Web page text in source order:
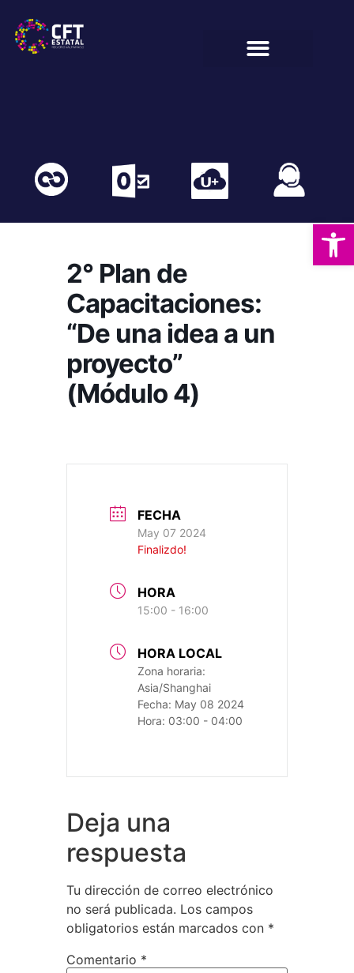
Abrir
2° Plan de
Capacitaciones:
“De una idea a un
proyecto”
(Módulo 4)
FECHA
May 07 2024
Finalizdo!
HORA
15:00 - 16:00
HORA LOCAL
Zona horaria:
Asia/Shanghai
Fecha: May 08 2024
Hora: 03:00 - 04:00
Deja una
respuesta
Tu dirección de correo electrónico
no será publicada. Los campos
obligatorios están marcados con *
Comentario *